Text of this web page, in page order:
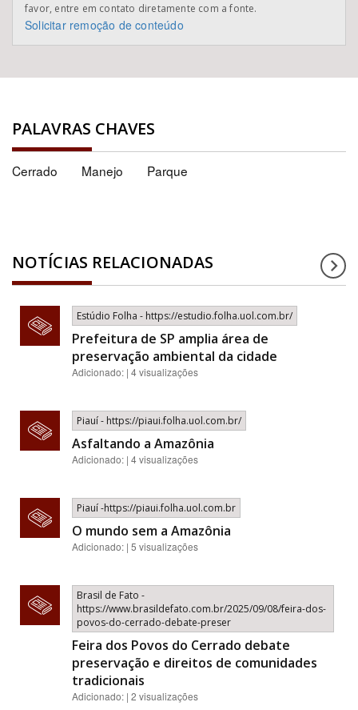
favor, entre em contato diretamente com a fonte.
Solicitar remoção de conteúdo
PALAVRAS CHAVES
Cerrado Manejo Parque
NOTÍCIAS RELACIONADAS
Estúdio Folha - https://estudio.folha.uol.com.br/
Prefeitura de SP amplia área de
preservação ambiental da cidade
Adicionado: | 4 visualizações
Piauí - https://piaui.folha.uol.com.br/
Asfaltando a Amazônia
Adicionado: | 4 visualizações
Piauí -https://piaui.folha.uol.com.br
O mundo sem a Amazônia
Adicionado: | 5 visualizações
Brasil de Fato -
https://www.brasildefato.com.br/2025/09/08/feira-dos-
povos-do-cerrado-debate-preser
Feira dos Povos do Cerrado debate
preservação e direitos de comunidades
tradicionais
Adicionado: | 2 visualizações